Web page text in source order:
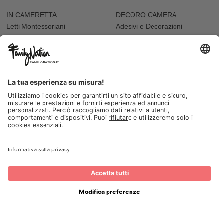
IN CAMERETTA
Letti Montessoriani
Letti e Culle
Mensole
DECORO CAMERA
Adesivi e Decorazioni
ALLATTAMENTO E PAPPA
Biberon
Borracce
VARIE
Accappatoi e Asciugamani
Vaschette Igiene
FESTA
Abbigliamento da cerimonia